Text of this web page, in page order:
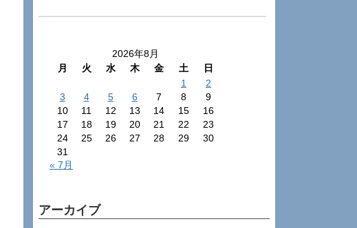
2026年8月
月
火 水 木 金 土
日
1
2
3
4 5 6 7 8
9
10
11 12 13 14 15
16
17
18 19 20 21 22
23
24
25 26 27 28 29
30
31
« 7月
アーカイブ